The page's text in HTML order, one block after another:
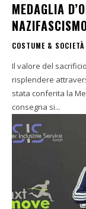
MEDAGLIA
COSTUME & SOCIETÀ
Il valore del
risplendere
stata conferita la
consegna si...